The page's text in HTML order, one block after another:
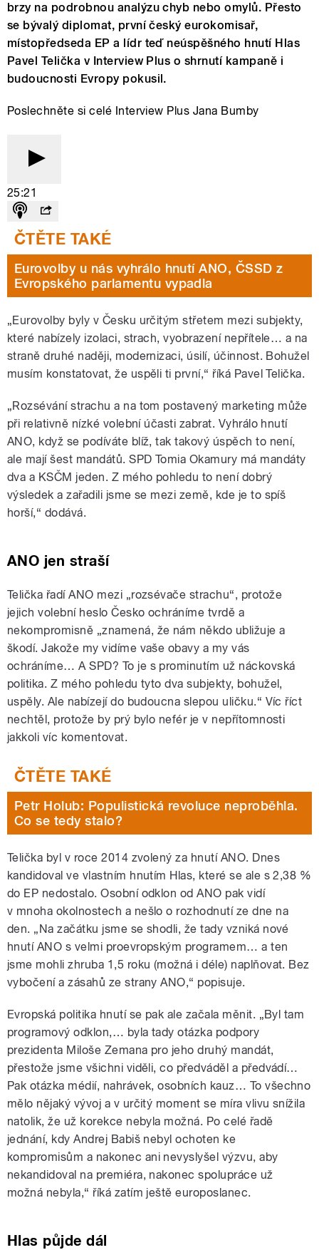
brzy na podrobnou analýzu chyb nebo omylů. Přesto
se bývalý diplomat, první český eurokomisař,
místopředseda EP a lídr teď neúspěšného hnutí Hlas
Pavel Telička v Interview Plus o shrnutí kampaně i
budoucnosti Evropy pokusil.
Poslechněte si celé Interview Plus Jana Bumby
25:21
Eurovolby u nás vyhrálo hnutí ANO, ČSSD z
Evropského parlamentu vypadla
„Eurovolby byly v Česku určitým střetem mezi subjekty,
které nabízely izolaci, strach, vyobrazení nepřítele… a na
straně druhé naději, modernizaci, úsilí, účinnost. Bohužel
musím konstatovat, že uspěli ti první,“ říká Pavel Telička.
„Rozsévání strachu a na tom postavený marketing může
při relativně nízké volební účasti zabrat. Vyhrálo hnutí
ANO, když se podíváte blíž, tak takový úspěch to není,
ale mají šest mandátů. SPD Tomia Okamury má mandáty
dva a KSČM jeden. Z mého pohledu to není dobrý
výsledek a zařadili jsme se mezi země, kde je to spíš
horší,“ dodává.
ANO jen straší
Telička řadí ANO mezi „rozsévače strachu“, protože
jejich volební heslo Česko ochráníme tvrdě a
nekompromisně „znamená, že nám někdo ubližuje a
škodí. Jakože my vidíme vaše obavy a my vás
ochráníme… A SPD? To je s prominutím už náckovská
politika. Z mého pohledu tyto dva subjekty, bohužel,
uspěly. Ale nabízejí do budoucna slepou uličku.“ Víc říct
nechtěl, protože by prý bylo nefér je v nepřítomnosti
jakkoli víc komentovat.
Petr Holub: Populistická revoluce neproběhla.
Co se tedy stalo?
Telička byl v roce 2014 zvolený za hnutí ANO. Dnes
kandidoval ve vlastním hnutím Hlas, které se ale s 2,38 %
do EP nedostalo. Osobní odklon od ANO pak vidí
v mnoha okolnostech a nešlo o rozhodnutí ze dne na
den. „Na začátku jsme se shodli, že tady vzniká nové
hnutí ANO s velmi proevropským programem… a ten
jsme mohli zhruba 1,5 roku (možná i déle) naplňovat. Bez
vybočení a zásahů ze strany ANO,“ popisuje.
Evropská politika hnutí se pak ale začala měnit. „Byl tam
programový odklon,… byla tady otázka podpory
prezidenta Miloše Zemana pro jeho druhý mandát,
přestože jsme všichni viděli, co předváděl a předvádí…
Pak otázka médií, nahrávek, osobních kauz… To všechno
mělo nějaký vývoj a v určitý moment se míra vlivu snížila
natolik, že už korekce nebyla možná. Po celé řadě
jednání, kdy Andrej Babiš nebyl ochoten ke
kompromisům a nakonec ani nevyslyšel výzvu, aby
nekandidoval na premiéra, nakonec spolupráce už
možná nebyla,“ říká zatím ještě europoslanec.
Hlas půjde dál